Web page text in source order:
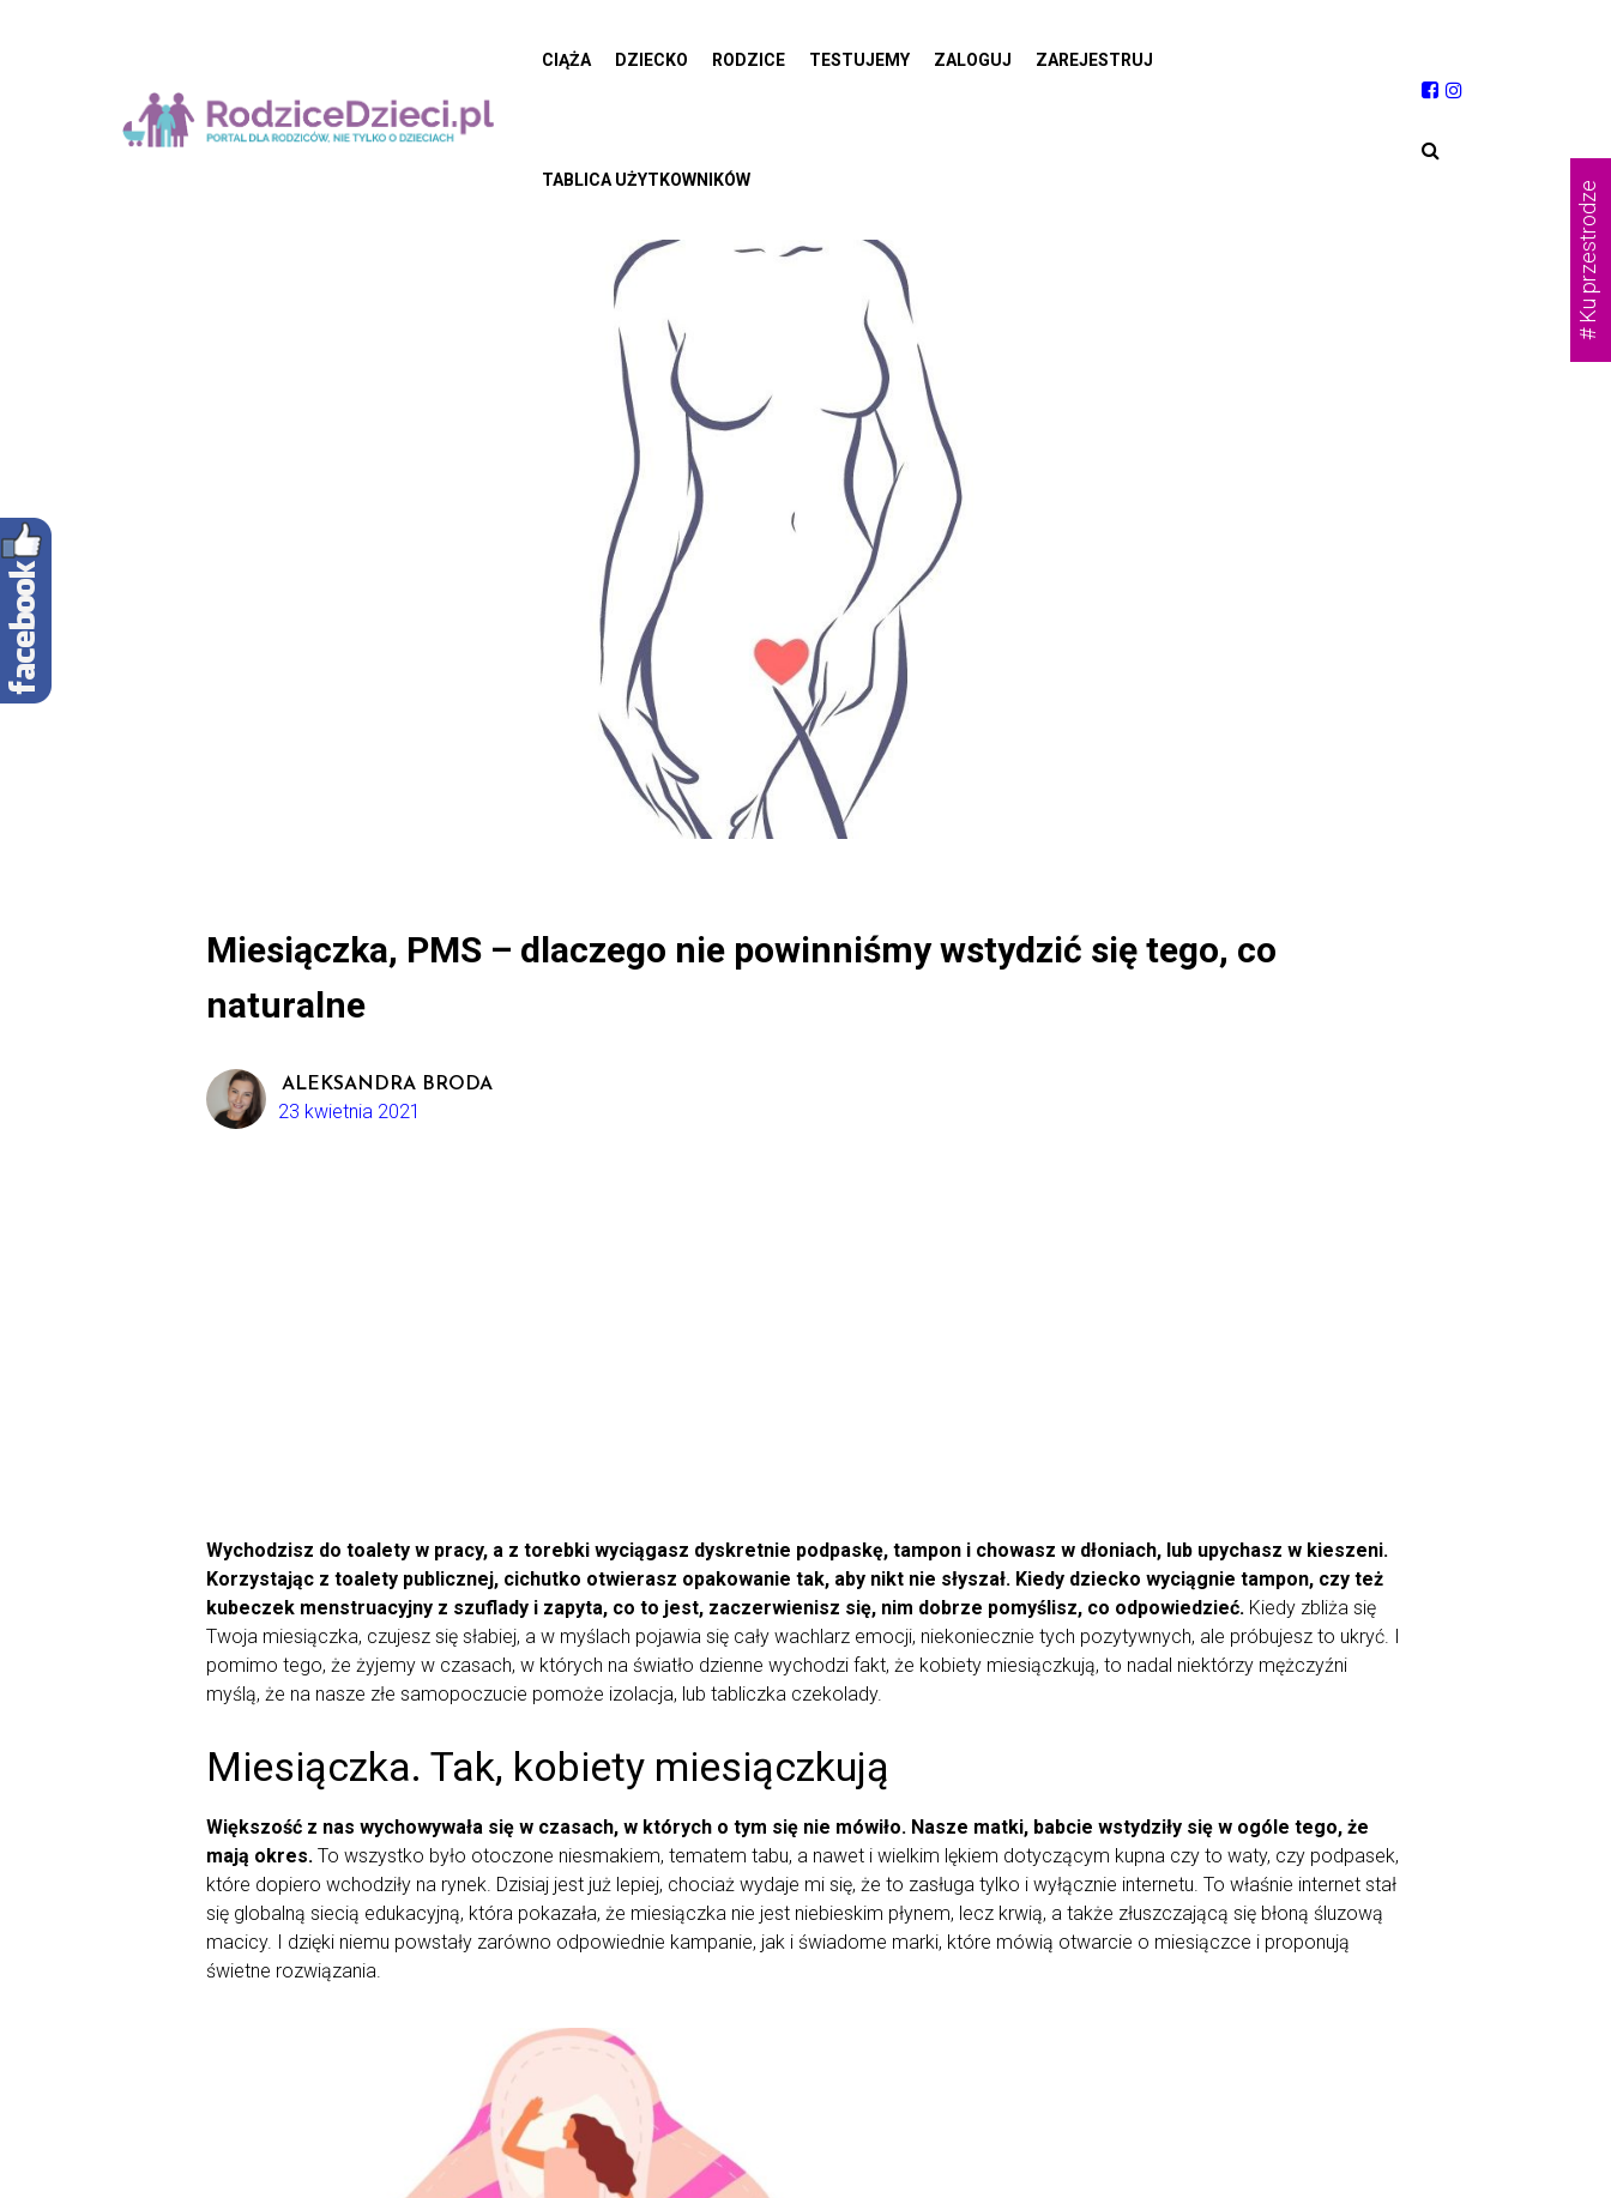
CIĄŻA DZIECKO RODZICE TESTUJEMY ZALOGUJ ZAREJESTRUJ
TABLICA UŻYTKOWNIKÓW
Miesiączka, PMS – dlaczego nie powinniśmy wstydzić się tego, co
naturalne
ALEKSANDRA BRODA
23 kwietnia 2021
Wychodzisz do toalety w pracy, a z torebki wyciągasz dyskretnie podpaskę, tampon i chowasz w dłoniach, lub upychasz w kieszeni.
Korzystając z toalety publicznej, cichutko otwierasz opakowanie tak, aby nikt nie słyszał. Kiedy dziecko wyciągnie tampon, czy też
kubeczek menstruacyjny z szuflady i zapyta, co to jest, zaczerwienisz się, nim dobrze pomyślisz, co odpowiedzieć. Kiedy zbliża się
Twoja miesiączka, czujesz się słabiej, a w myślach pojawia się cały wachlarz emocji, niekoniecznie tych pozytywnych, ale próbujesz to ukryć. I
pomimo tego, że żyjemy w czasach, w których na światło dzienne wychodzi fakt, że kobiety miesiączkują, to nadal niektórzy mężczyźni
myślą, że na nasze złe samopoczucie pomoże izolacja, lub tabliczka czekolady.
Miesiączka. Tak, kobiety miesiączkują
Większość z nas wychowywała się w czasach, w których o tym się nie mówiło. Nasze matki, babcie wstydziły się w ogóle tego, że
mają okres. To wszystko było otoczone niesmakiem, tematem tabu, a nawet i wielkim lękiem dotyczącym kupna czy to waty, czy podpasek,
które dopiero wchodziły na rynek. Dzisiaj jest już lepiej, chociaż wydaje mi się, że to zasługa tylko i wyłącznie internetu. To właśnie internet stał
się globalną siecią edukacyjną, która pokazała, że miesiączka nie jest niebieskim płynem, lecz krwią, a także złuszczającą się błoną śluzową
macicy. I dzięki niemu powstały zarówno odpowiednie kampanie, jak i świadome marki, które mówią otwarcie o miesiączce i proponują
świetne rozwiązania.
# Ku przestrodze